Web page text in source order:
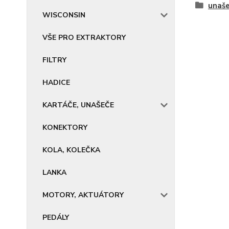
WISCONSIN
VŠE PRO EXTRAKTORY
FILTRY
HADICE
KARTÁČE, UNAŠEČE
KONEKTORY
KOLA, KOLEČKA
LANKA
MOTORY, AKTUÁTORY
PEDÁLY